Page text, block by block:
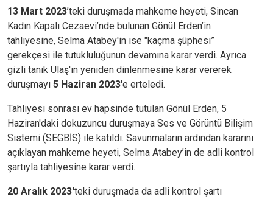
13 Mart 2023’teki duruşmada mahkeme heyeti, Sincan
Kadın Kapalı Cezaevi’nde bulunan Gönül Erden’in
tahliyesine, Selma Atabey'in ise "kaçma şüphesi”
gerekçesi ile tutukluluğunun devamına karar verdi. Ayrıca
gizli tanık Ulaş'ın yeniden dinlenmesine karar vererek
duruşmayı 5 Haziran 2023'e erteledi.
Tahliyesi sonrası ev hapsinde tutulan Gönül Erden, 5
Haziran'daki dokuzuncu duruşmaya Ses ve Görüntü Bilişim
Sistemi (SEGBİS) ile katıldı. Savunmaların ardından kararını
açıklayan mahkeme heyeti, Selma Atabey’in de adli kontrol
şartıyla tahliyesine karar verdi.
20 Aralık 2023'teki duruşmada da adli kontrol şartı